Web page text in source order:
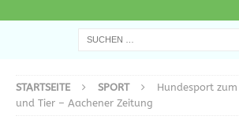
STARTSEITE SPORT
Hundesport
und Tier – Aachener Zeitung